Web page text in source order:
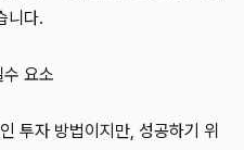
니다.
요소
투자 방법이지만, 성공하기 위